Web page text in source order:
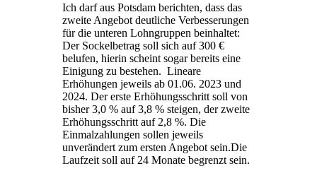
Ich darf aus Potsdam berichten, dass das
zweite Angebot deutliche Verbesserungen
für die unteren Lohngruppen beinhaltet:
Der Sockelbetrag soll sich auf 300 €
belufen, hierin scheint sogar bereits eine
Einigung zu bestehen. Lineare
Erhöhungen jeweils ab 01.06. 2023 und
2024. Der erste Erhöhungsschritt soll von
bisher 3,0 % auf 3,8 % steigen, der zweite
Erhöhungsschritt auf 2,8 %. Die
Einmalzahlungen sollen jeweils
unverändert zum ersten Angebot sein.Die
Laufzeit soll auf 24 Monate begrenzt sein.